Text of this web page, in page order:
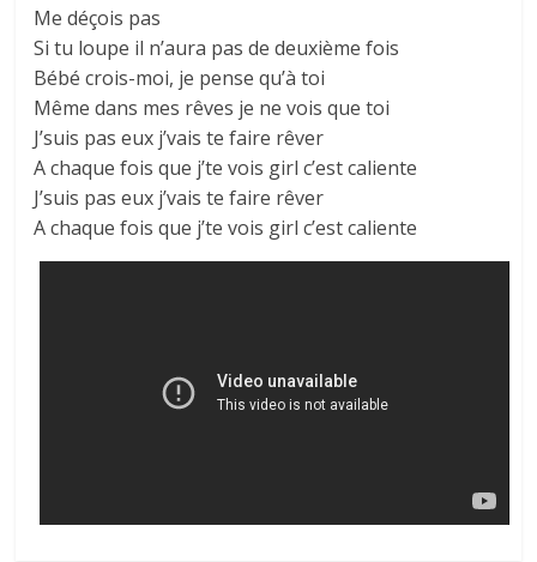
Me déçois pas
Si tu loupe il n’aura pas de deuxième fois
Bébé crois-moi, je pense qu’à toi
Même dans mes rêves je ne vois que toi
J’suis pas eux j’vais te faire rêver
A chaque fois que j’te vois girl c’est caliente
J’suis pas eux j’vais te faire rêver
A chaque fois que j’te vois girl c’est caliente